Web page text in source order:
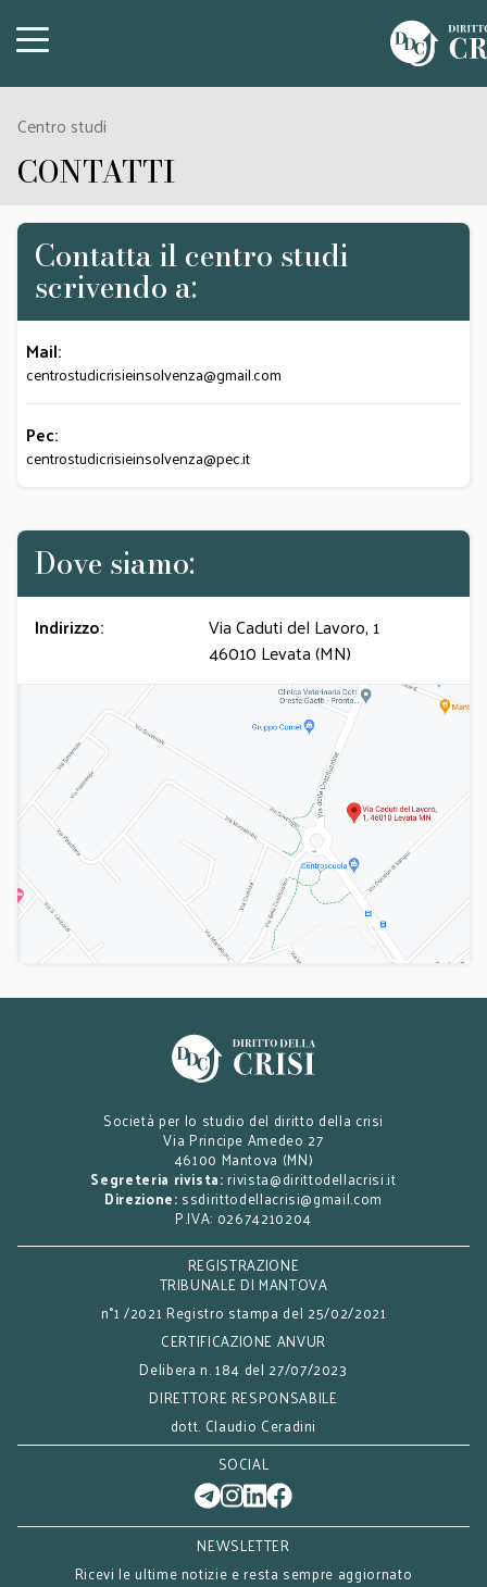
Centro studi
CONTATTI
Contatta il centro studi
scrivendo a:
Mail:
centrostudicrisieinsolvenza@gmail.com
Pec:
centrostudicrisieinsolvenza@pec.it
Dove siamo:
Indirizzo:
Via Caduti del Lavoro, 1
46010 Levata (MN)
Società per lo studio del diritto della crisi
Via Principe Amedeo 27
46100 Mantova (MN)
Segreteria rivista: rivista@dirittodellacrisi.it
Direzione: ssdirittodellacrisi@gmail.com
P.IVA: 02674210204
REGISTRAZIONE
TRIBUNALE DI MANTOVA
n°1 /2021 Registro stampa del 25/02/2021
CERTIFICAZIONE ANVUR
Delibera n. 184 del 27/07/2023
DIRETTORE RESPONSABILE
dott. Claudio Ceradini
SOCIAL
NEWSLETTER
Ricevi le ultime notizie e resta sempre aggiornato